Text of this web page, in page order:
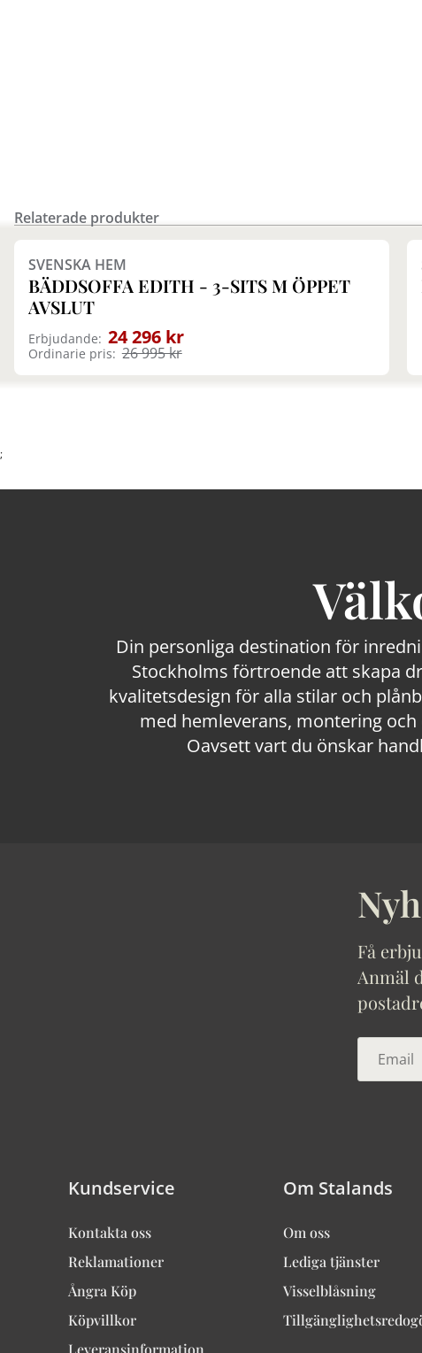
Relaterade produkter Finns i fler val (2)
SVENSKA HEM
BÄDDSOFFA EDITH - 3-SITS M ÖPPET
AVSLUT
Erbjudande: 24 296 kr
Ordinarie pris: 26 995 kr
;
Din personliga destination för
Stockholms förtroende att skapa
kvalitetsdesign för alla stilar och
med hemleverans, montering
Oavsett vart du önskar
Få
Anmäl
Kundservice
Kontakta oss
Reklamationer
Ångra Köp
Köpvillkor
Leveransinformation
Om Stalands
Om oss
Lediga tjänster
Visselblåsning